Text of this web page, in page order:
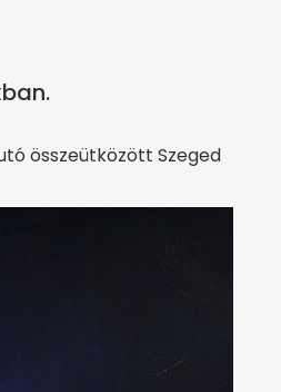
összeütközött Szeged